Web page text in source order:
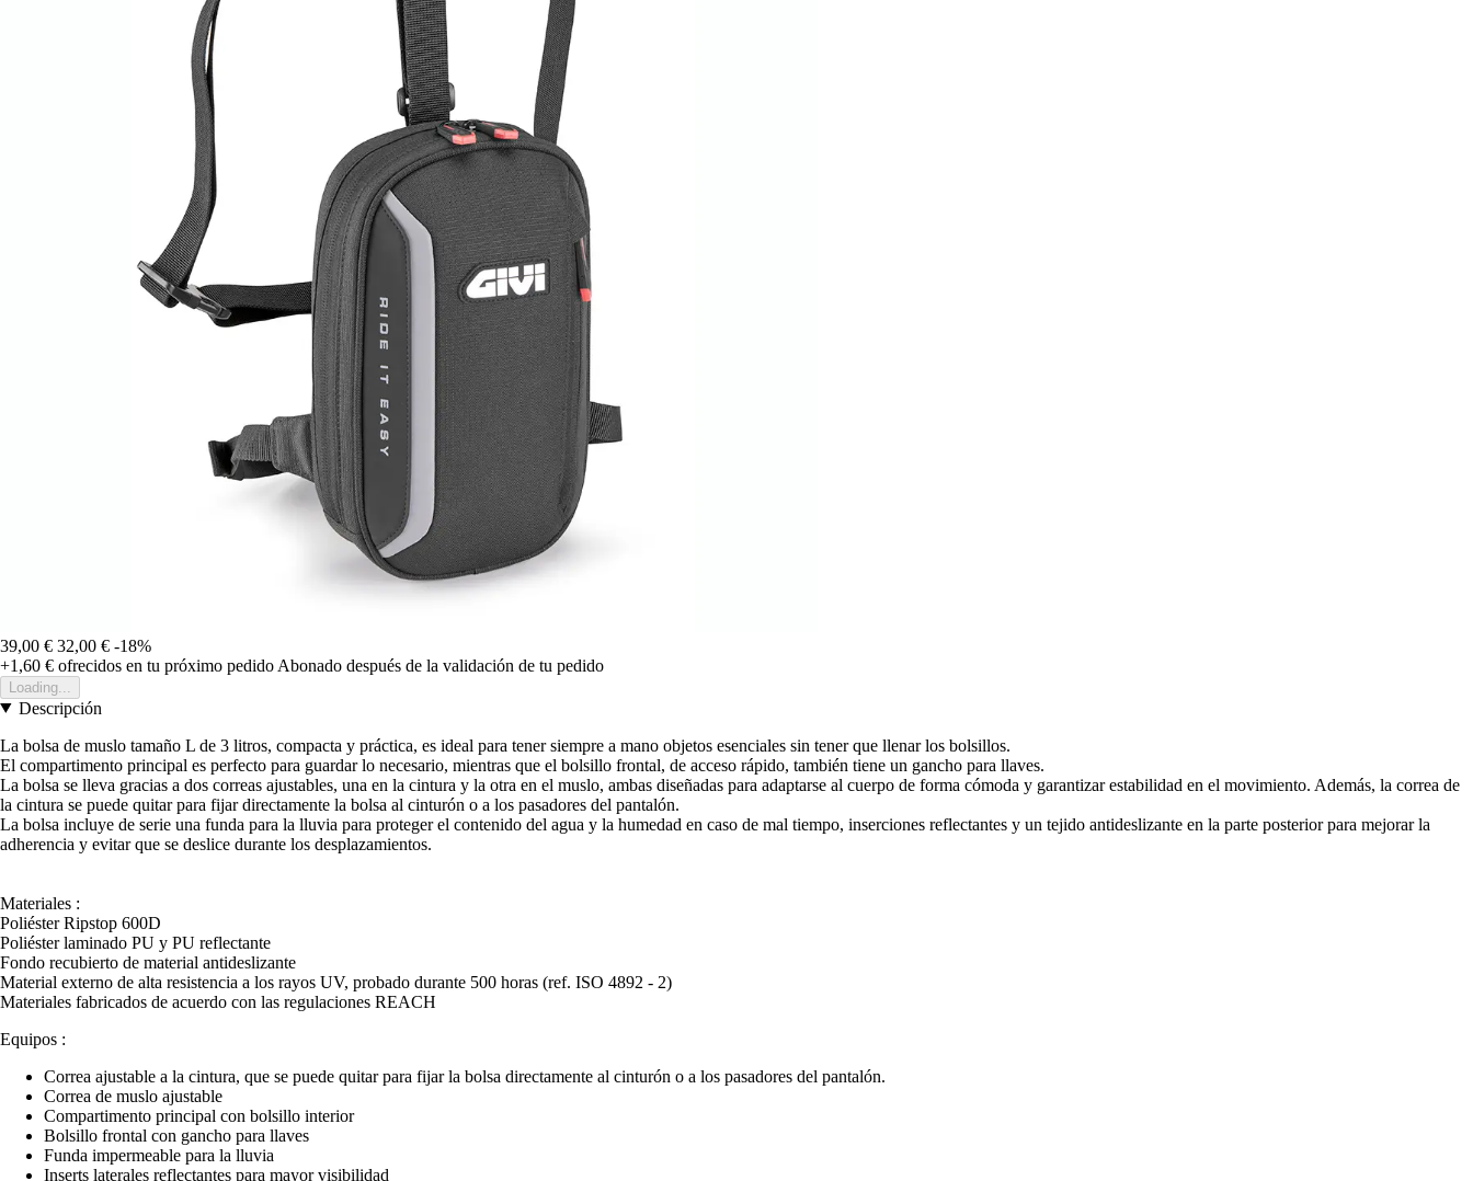
39,00 € 32,00 € -18%
+1,60 € ofrecidos en tu próximo pedido Abonado después de la validación de tu pedido
Loading...
Descripción
La bolsa de muslo tamaño L de 3 litros, compacta y práctica, es ideal para tener siempre a mano objetos esenciales sin tener que llenar los bolsillos.
El compartimento principal es perfecto para guardar lo necesario, mientras que el bolsillo frontal, de acceso rápido, también tiene un gancho para llaves.
La bolsa se lleva gracias a dos correas ajustables, una en la cintura y la otra en el muslo, ambas diseñadas para adaptarse al cuerpo de forma cómoda y garantizar estabilidad en el movimiento. Además, la correa de
la cintura se puede quitar para fijar directamente la bolsa al cinturón o a los pasadores del pantalón.
La bolsa incluye de serie una funda para la lluvia para proteger el contenido del agua y la humedad en caso de mal tiempo, inserciones reflectantes y un tejido antideslizante en la parte posterior para mejorar la
adherencia y evitar que se deslice durante los desplazamientos.
Materiales :
Poliéster Ripstop 600D
Poliéster laminado PU y PU reflectante
Fondo recubierto de material antideslizante
Material externo de alta resistencia a los rayos UV, probado durante 500 horas (ref. ISO 4892 - 2)
Materiales fabricados de acuerdo con las regulaciones REACH
Equipos :
Correa ajustable a la cintura, que se puede quitar para fijar la bolsa directamente al cinturón o a los pasadores del pantalón.
Correa de muslo ajustable
Compartimento principal con bolsillo interior
Bolsillo frontal con gancho para llaves
Funda impermeable para la lluvia
Inserts laterales reflectantes para mayor visibilidad